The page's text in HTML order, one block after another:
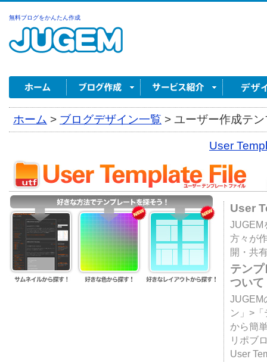
無料ブログをかんたん作成
ホーム > ブログデザイン一覧 > ユーザー作成テ
User
User
JUGEM
方々が
開・共
テン
ついて
JUGEM
ン」>
から簡
リポブ
User